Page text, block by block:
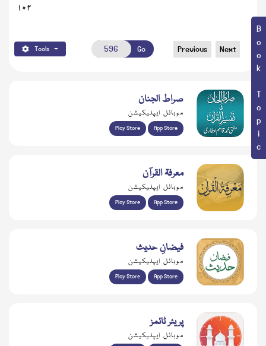
Book Topic
۱۰۲
Tools Go Previous Next
صراط الجنان
موبائل ایپلیکیشن
Play Store App Store
معرفۃ القرآن
موبائل ایپلیکیشن
Play Store App Store
فیضانِ حدیث
موبائل ایپلیکیشن
Play Store App Store
پریئر ٹائمز
موبائل ایپلیکیشن